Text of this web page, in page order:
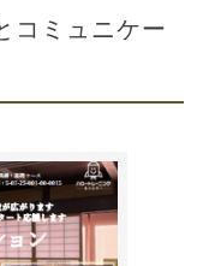
コミュニケー